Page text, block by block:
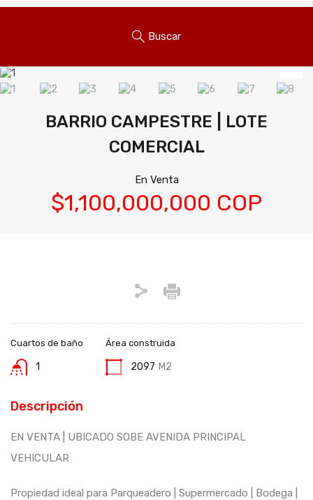
Buscar
BARRIO CAMPESTRE | LOTE
COMERCIAL
En Venta
$1,100,000,000 COP
Cuartos de baño
1
Área construida
2097 M2
Descripción
EN VENTA | UBICADO SOBE AVENIDA PRINCIPAL
VEHICULAR
Propiedad ideal para Parqueadero | Supermercado | Bodega |